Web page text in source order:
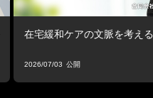
在宅緩和ケアの文脈を考える
2026/07/03